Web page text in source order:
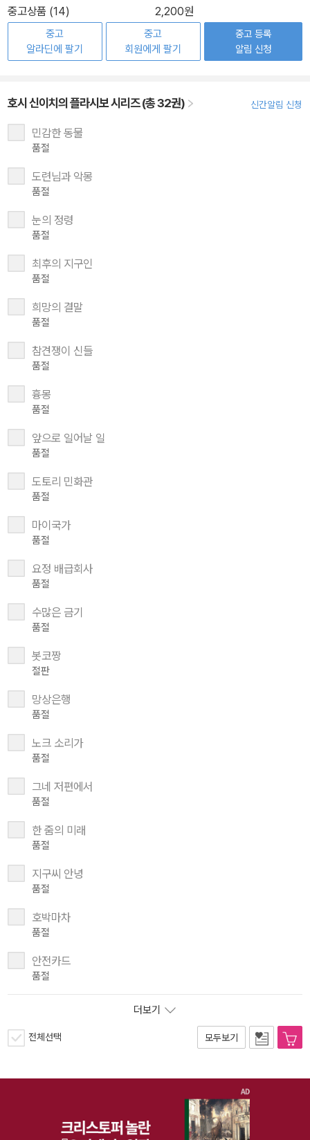
중고상품 (14) 2,200원
중고
알라딘에 팔기
중고
회원에게 팔기
중고 등록
알림 신청
호시 신이치의 플라시보 시리즈 (총 32권) 신간알림 신청
민감한 동물
품절
도련님과 악몽
품절
눈의 정령
품절
최후의 지구인
품절
희망의 결말
품절
참견쟁이 신들
품절
흉몽
품절
앞으로 일어날 일
품절
도토리 민화관
품절
마이국가
품절
요정 배급회사
품절
수많은 금기
품절
봇코짱
절판
망상은행
품절
노크 소리가
품절
그네 저편에서
품절
한 줌의 미래
품절
지구씨 안녕
품절
호박마차
품절
안전카드
품절
더보기
전체선택 모두보기